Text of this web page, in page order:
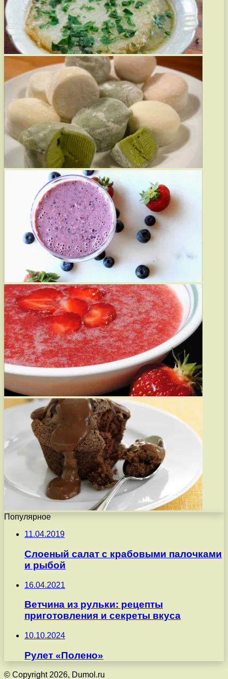
Популярное
11.04.2019
Слоеный салат с крабовыми палочками
и рыбой
16.04.2021
Ветчина из рульки: рецепты
приготовления и секреты вкуса
10.10.2024
Рулет «Полено»
© Copyright 2026, Dumol.ru